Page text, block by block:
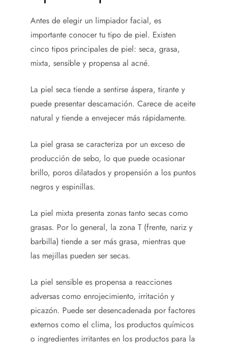
Antes de elegir un limpiador facial, es
importante conocer tu tipo de piel. Existen
cinco tipos principales de piel: seca, grasa,
mixta, sensible y propensa al acné.
La piel seca tiende a sentirse áspera, tirante y
puede presentar descamación. Carece de aceite
natural y tiende a envejecer más rápidamente.
La piel grasa se caracteriza por un exceso de
producción de sebo, lo que puede ocasionar
brillo, poros dilatados y propensión a los puntos
negros y espinillas.
La piel mixta presenta zonas tanto secas como
grasas. Por lo general, la zona T (frente, nariz y
barbilla) tiende a ser más grasa, mientras que
las mejillas pueden ser secas.
La piel sensible es propensa a reacciones
adversas como enrojecimiento, irritación y
picazón. Puede ser desencadenada por factores
externos como el clima, los productos químicos
o ingredientes irritantes en los productos para la